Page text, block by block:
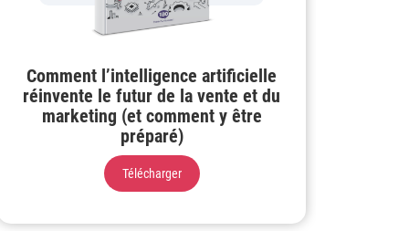
Comment l’intelligence artificielle
réinvente le futur de la vente et du
marketing (et comment y être
préparé)
Télécharger